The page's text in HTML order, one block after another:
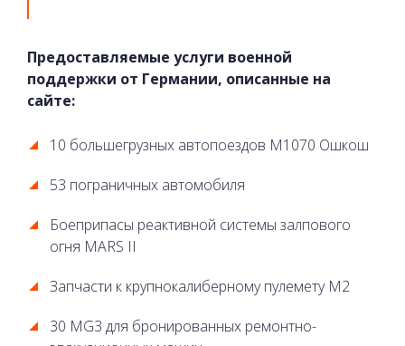
Предоставляемые услуги военной
поддержки от Германии, описанные на
сайте:
10 большегрузных автопоездов М1070 Ошкош
53 пограничных автомобиля
Боеприпасы реактивной системы залпового
огня MARS II
Запчасти к крупнокалиберному пулемету М2
30 MG3 для бронированных ремонтно-